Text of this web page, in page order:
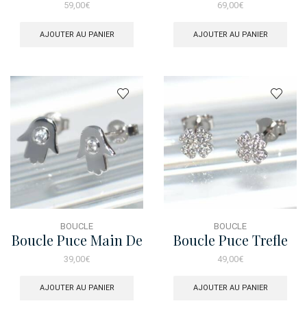
59,00€
AJOUTER AU PANIER
69,00€
AJOUTER AU PANIER
BOUCLE
Boucle Puce Main De
Fatma
39,00€
AJOUTER AU PANIER
BOUCLE
Boucle Puce Trefle
49,00€
AJOUTER AU PANIER